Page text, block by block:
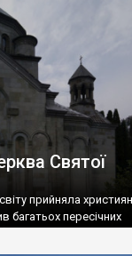
“Вино. Крим
вдосталь: воно все
Святої
прийняла
багатьох пересічних